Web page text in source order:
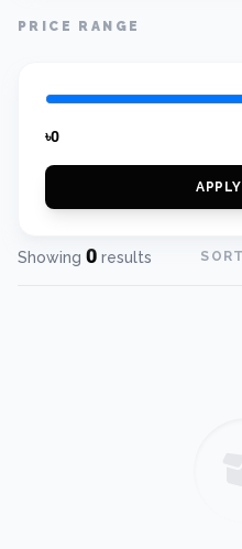
PRICE RANGE
৳0
Showing 0 results